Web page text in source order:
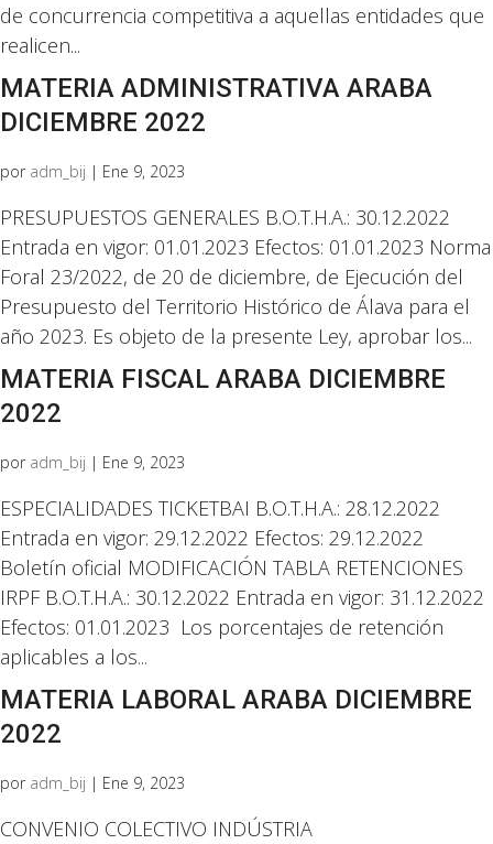
de concurrencia competitiva a aquellas entidades que
realicen...
MATERIA ADMINISTRATIVA ARABA
DICIEMBRE 2022
por adm_bij | Ene 9, 2023
PRESUPUESTOS GENERALES B.O.T.H.A.: 30.12.2022
Entrada en vigor: 01.01.2023 Efectos: 01.01.2023 Norma
Foral 23/2022, de 20 de diciembre, de Ejecución del
Presupuesto del Territorio Histórico de Álava para el
año 2023. Es objeto de la presente Ley, aprobar los...
MATERIA FISCAL ARABA DICIEMBRE
2022
por adm_bij | Ene 9, 2023
ESPECIALIDADES TICKETBAI B.O.T.H.A.: 28.12.2022
Entrada en vigor: 29.12.2022 Efectos: 29.12.2022
Boletín oficial MODIFICACIÓN TABLA RETENCIONES
IRPF B.O.T.H.A.: 30.12.2022 Entrada en vigor: 31.12.2022
Efectos: 01.01.2023 Los porcentajes de retención
aplicables a los...
MATERIA LABORAL ARABA DICIEMBRE
2022
por adm_bij | Ene 9, 2023
CONVENIO COLECTIVO INDÚSTRIA